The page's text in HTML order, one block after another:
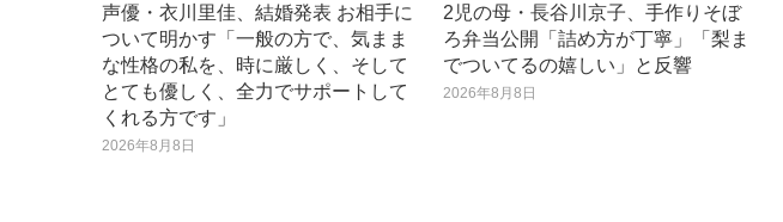
声優・衣川里佳、結婚発表 お相手に
ついて明かす「一般の方で、気まま
な性格の私を、時に厳しく、そして
とても優しく、全力でサポートして
くれる方です」
2026年8月8日
2児の母・長谷川京子、手作りそぼ
ろ弁当公開「詰め方が丁寧」「梨ま
でついてるの嬉しい」と反響
2026年8月8日